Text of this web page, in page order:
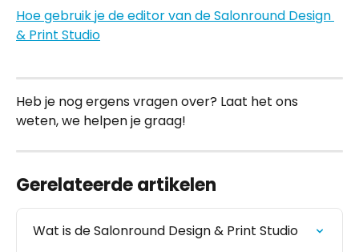
Hoe gebruik je de editor van de Salonround Design
& Print Studio
Heb je nog ergens vragen over? Laat het ons
weten, we helpen je graag!
Gerelateerde artikelen
Wat is de Salonround Design & Print Studio